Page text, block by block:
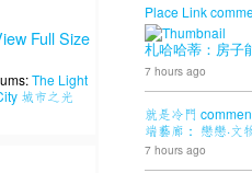
Full Size
The Light
城市之光
Place Link
札哈哈蒂：房子
7 hours ago
就是冷門
端藝廊： 戀戀·文
7 hours ago